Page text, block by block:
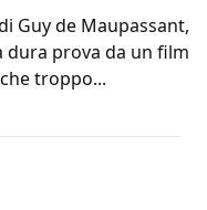
Guy de Maupassant,
dura prova da un film
troppo...